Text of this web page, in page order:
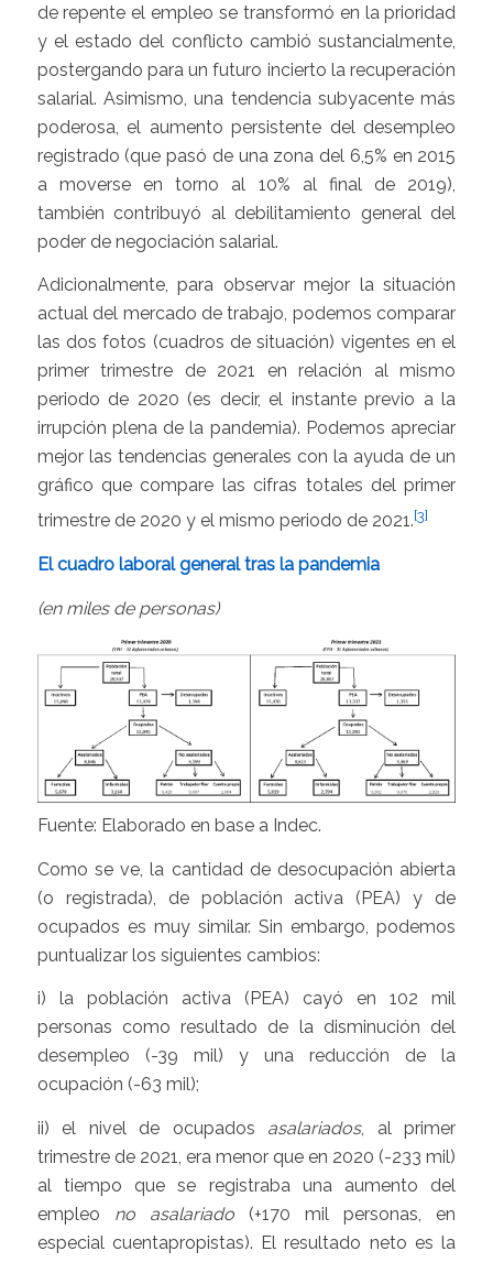
de repente el empleo se transformó en la prioridad
y el estado del conflicto cambió sustancialmente,
postergando para un futuro incierto la recuperación
salarial. Asimismo, una tendencia subyacente más
poderosa, el aumento persistente del desempleo
registrado (que pasó de una zona del 6,5% en 2015
a moverse en torno al 10% al final de 2019),
también contribuyó al debilitamiento general del
poder de negociación salarial.
Adicionalmente, para observar mejor la situación
actual del mercado de trabajo, podemos comparar
las dos fotos (cuadros de situación) vigentes en el
primer trimestre de 2021 en relación al mismo
periodo de 2020 (es decir, el instante previo a la
irrupción plena de la pandemia). Podemos apreciar
mejor las tendencias generales con la ayuda de un
gráfico que compare las cifras totales del primer
trimestre de 2020 y el mismo periodo de 2021.[3]
El cuadro laboral general tras la pandemia
(en miles de personas)
Fuente: Elaborado en base a Indec.
Como se ve, la cantidad de desocupación abierta
(o registrada), de población activa (PEA) y de
ocupados es muy similar. Sin embargo, podemos
puntualizar los siguientes cambios:
i) la población activa (PEA) cayó en 102 mil
personas como resultado de la disminución del
desempleo (-39 mil) y una reducción de la
ocupación (-63 mil);
ii) el nivel de ocupados asalariados, al primer
trimestre de 2021, era menor que en 2020 (-233 mil)
al tiempo que se registraba una aumento del
empleo no asalariado(+170 mil personas, en
especial cuentapropistas). El resultado neto es la